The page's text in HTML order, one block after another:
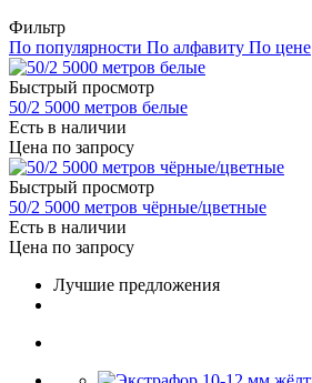
Фильтр
По популярности По алфавиту По цене
Быстрый просмотр
50/2 5000 метров белые
Есть в наличии
Цена по запросу
Быстрый просмотр
50/2 5000 метров чёрные/цветные
Есть в наличии
Цена по запросу
Лучшие предложения